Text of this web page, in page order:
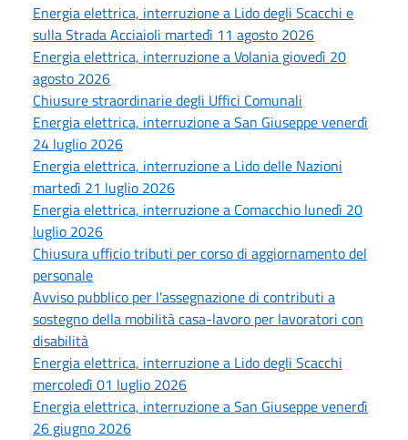
Energia elettrica, interruzione a Lido degli Scacchi e
sulla Strada Acciaioli martedì 11 agosto 2026
Energia elettrica, interruzione a Volania giovedì 20
agosto 2026
Chiusure straordinarie degli Uffici Comunali
Energia elettrica, interruzione a San Giuseppe venerdì
24 luglio 2026
Energia elettrica, interruzione a Lido delle Nazioni
martedì 21 luglio 2026
Energia elettrica, interruzione a Comacchio lunedì 20
luglio 2026
Chiusura ufficio tributi per corso di aggiornamento del
personale
Avviso pubblico per l'assegnazione di contributi a
sostegno della mobilità casa-lavoro per lavoratori con
disabilità
Energia elettrica, interruzione a Lido degli Scacchi
mercoledì 01 luglio 2026
Energia elettrica, interruzione a San Giuseppe venerdì
26 giugno 2026